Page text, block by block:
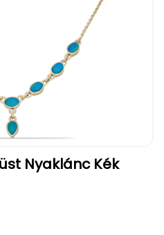
Nyaklánc Kék